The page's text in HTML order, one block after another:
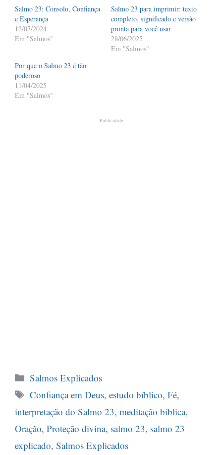
Salmo 23: Consolo, Confiança
e Esperança
12/07/2024
Em "Salmos"
Salmo 23 para imprimir: texto
completo, significado e versão
pronta para você usar
28/06/2025
Em "Salmos"
Por que o Salmo 23 é tão
poderoso
11/04/2025
Em "Salmos"
Publicidade
Categorias
Salmos Explicados
Tags
Confiança em Deus,estudo bíblico,Fé,
interpretação do Salmo 23, meditação bíblica,
Oração, Proteção divina, salmo 23, salmo 23
explicado, Salmos Explicados